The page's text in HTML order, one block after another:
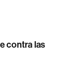
contra las